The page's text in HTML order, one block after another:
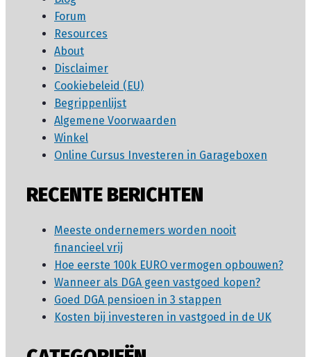
Forum
Resources
About
Disclaimer
Cookiebeleid (EU)
Begrippenlijst
Algemene Voorwaarden
Winkel
Online Cursus Investeren in Garageboxen
RECENTE BERICHTEN
Meeste ondernemers worden nooit
financieel vrij
Hoe eerste 100k EURO vermogen opbouwen?
Wanneer als DGA geen vastgoed kopen?
Goed DGA pensioen in 3 stappen
Kosten bij investeren in vastgoed in de UK